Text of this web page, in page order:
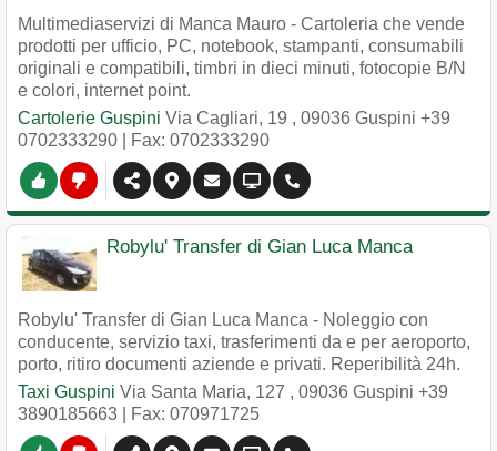
Multimediaservizi di Manca Mauro - Cartoleria che vende
prodotti per ufficio, PC, notebook, stampanti, consumabili
originali e compatibili, timbri in dieci minuti, fotocopie B/N
e colori, internet point.
Cartolerie Guspini Via Cagliari, 19 , 09036 Guspini +39
0702333290 | Fax: 0702333290
Robylu' Transfer di Gian Luca Manca
Robylu' Transfer di Gian Luca Manca - Noleggio con
conducente, servizio taxi, trasferimenti da e per aeroporto,
porto, ritiro documenti aziende e privati. Reperibilità 24h.
Taxi Guspini Via Santa Maria, 127 , 09036 Guspini +39
3890185663 | Fax: 070971725